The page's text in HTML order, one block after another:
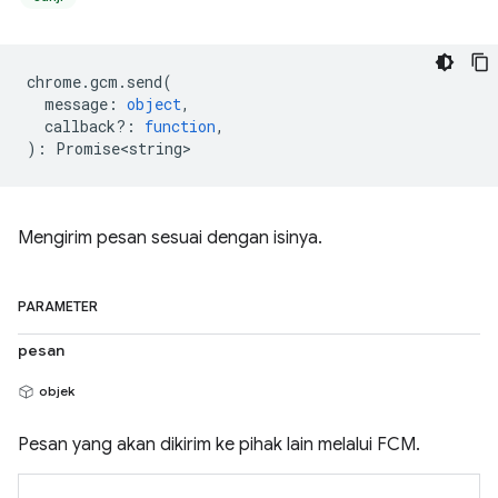
chrome.gcm . send(
message : object,
callback? : function,
) : Promise<string>
Mengirim pesan sesuai dengan isinya.
PARAMETER
pesan
objek
Pesan yang akan dikirim ke pihak lain melalui FCM.